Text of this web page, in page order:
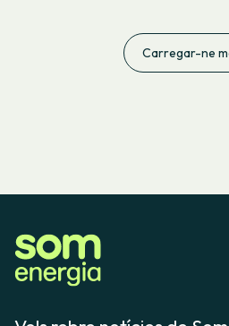
Carregar-ne